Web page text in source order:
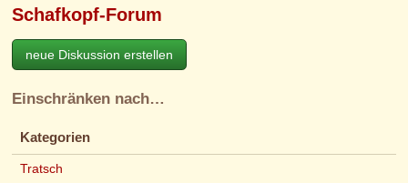
Schafkopf-Forum
neue Diskussion erstellen
Einschränken nach…
Kategorien
Tratsch